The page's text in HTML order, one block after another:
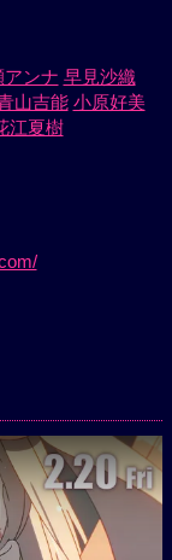
アンナ 早見沙織
山吉能 小原好美
江夏樹